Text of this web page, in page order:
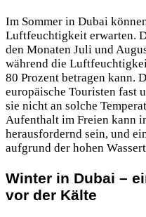
Im Sommer in Dubai
Luftfeuchtigkeit erwarten.
den Monaten Juli und
während die
80 Prozent betragen kann.
europäische Touristen fast
sie nicht an solche
Aufenthalt im Freien kann
herausfordernd sein, und
aufgrund der hohen
Winter in Dubai –
vor der Kälte